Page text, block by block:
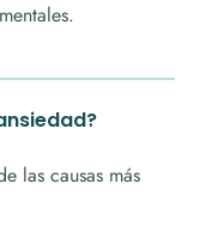
las causas más